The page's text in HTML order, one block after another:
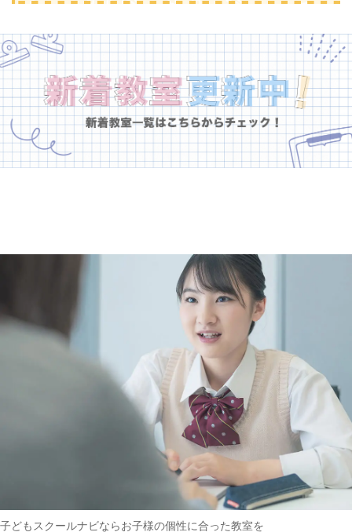
子どもスクールナビならお子様の個性に合った教室を